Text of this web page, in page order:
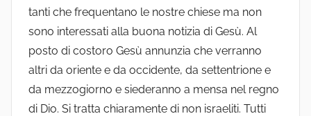
tanti che frequentano le nostre chiese ma non
sono interessati alla buona notizia di Gesù. Al
posto di costoro Gesù annunzia che verranno
altri da oriente e da occidente, da settentrione e
da mezzogiorno e siederanno a mensa nel regno
di Dio. Si tratta chiaramente di non israeliti. Tutti